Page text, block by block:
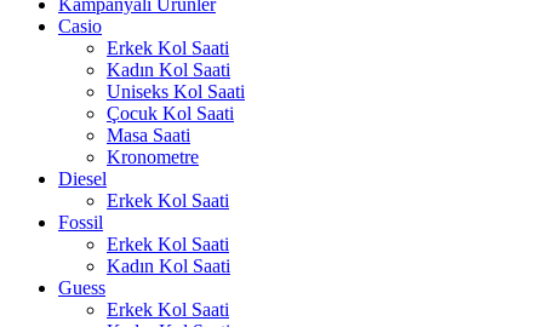
Casio
Erkek Kol Saati
Kadın Kol Saati
Uniseks Kol Saati
Çocuk Kol Saati
Masa Saati
Kronometre
Diesel
Erkek Kol Saati
Fossil
Erkek Kol Saati
Kadın Kol Saati
Guess
Erkek Kol Saati